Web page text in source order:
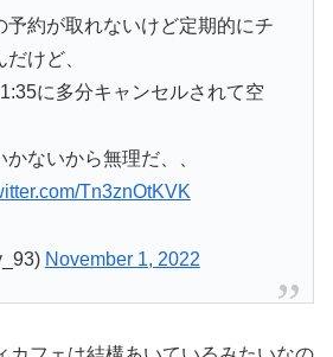
予約が取れないけど定期的にチ
けど、
に多分キャンセルされて空
ないから無理だ、、
Tn3znOtKVK
November 1, 2022